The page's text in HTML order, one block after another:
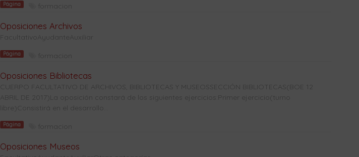
Página formacion
Oposiciones Archivos
FacultativoAyudanteAuxiliar
Página formacion
Oposiciones Bibliotecas
CUERPO FACULTATIVO DE ARCHIVOS, BIBLIOTECAS Y MUSEOSSECCIÓN BIBLIOTECAS(BOE 12
ABRIL DE 2017)La oposición constará de los siguientes ejercicios:Primer ejercicio(turno
libre)Consistirá en el desarrollo...
Página formacion
Oposiciones Museos